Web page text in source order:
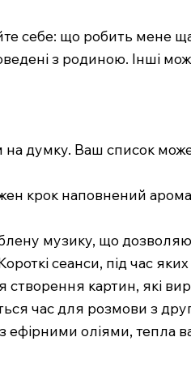
себе: що робить мене
з родиною. Інші
на думку. Ваш список
крок наповнений
музику, що
сеанси, під час
картин, які
час для розмови з
ефірними оліями, тепла